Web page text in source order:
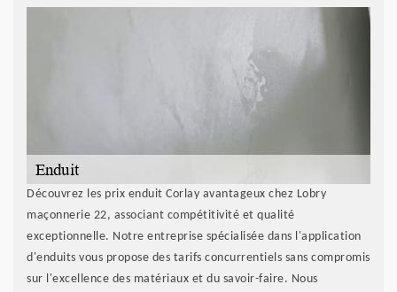
Découvrez les prix enduit Corlay avantageux chez Lobry
maçonnerie 22, associant compétitivité et qualité
exceptionnelle. Notre entreprise spécialisée dans l'application
d'enduits vous propose des tarifs concurrentiels sans compromis
sur l'excellence des matériaux et du savoir-faire. Nous